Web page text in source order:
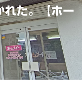
れた。【ホー